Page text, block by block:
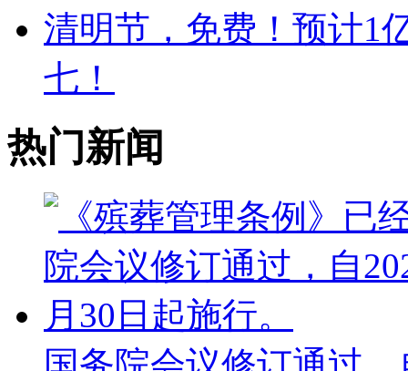
清明节，免费！预计1
七！
热门新闻